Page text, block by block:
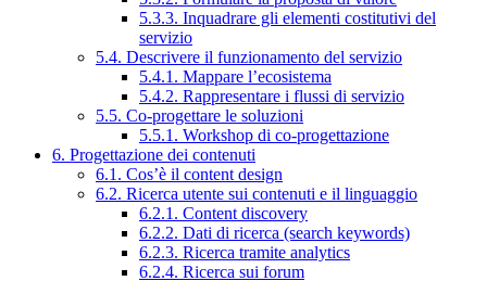
5.3.3. Inquadrare gli elementi costitutivi del
servizio
5.4. Descrivere il funzionamento del servizio
5.4.1. Mappare l’ecosistema
5.4.2. Rappresentare i flussi di servizio
5.5. Co-progettare le soluzioni
5.5.1. Workshop di co-progettazione
6. Progettazione dei contenuti
6.1. Cos’è il content design
6.2. Ricerca utente sui contenuti e il linguaggio
6.2.1. Content discovery
6.2.2. Dati di ricerca (search keywords)
6.2.3. Ricerca tramite analytics
6.2.4. Ricerca sui forum